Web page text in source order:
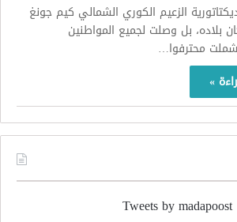
الزعيم الكوري الشمالي كيم جونغ
بلاده، بل وصلت لجميع المواطنين
محترفوا…
»
Tweets by madapoost